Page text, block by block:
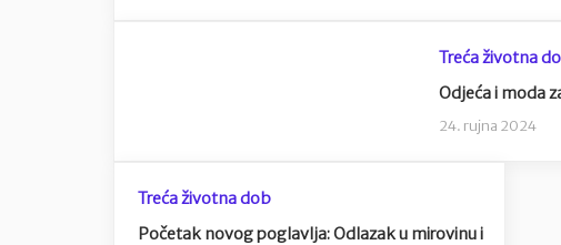
Treća životna
Odjeća i moda
24. rujna 2024
Treća životna dob
Početak novog poglavlja: Odlazak u mirovinu i